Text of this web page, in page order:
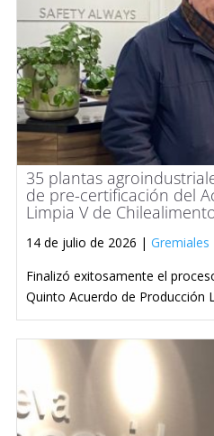
35 plantas
de pre-certificación del
Limpia V de
14 de julio de 2026 | Gremiales
Finalizó exitosamente el
Quinto Acuerdo de Producción